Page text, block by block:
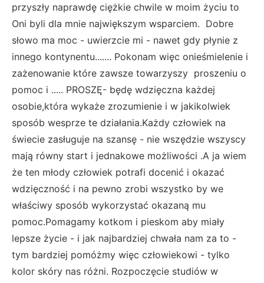
przyszły naprawdę ciężkie chwile w moim życiu to
Oni byli dla mnie największym wsparciem. Dobre
słowo ma moc - uwierzcie mi - nawet gdy płynie z
innego kontynentu....... Pokonam więc onieśmielenie i
zażenowanie które zawsze towarzyszy proszeniu o
pomoc i ..... PROSZĘ- będę wdzięczna każdej
osobie,która wykaże zrozumienie i w jakikolwiek
sposób wesprze te działania.Każdy człowiek na
świecie zasługuje na szansę - nie wszędzie wszyscy
mają równy start i jednakowe możliwości .A ja wiem
że ten młody człowiek potrafi docenić i okazać
wdzięczność i na pewno zrobi wszystko by we
właściwy sposób wykorzystać okazaną mu
pomoc.Pomagamy kotkom i pieskom aby miały
lepsze życie - i jak najbardziej chwała nam za to -
tym bardziej pomóżmy więc człowiekowi - tylko
kolor skóry nas różni. Rozpoczęcie studiów w